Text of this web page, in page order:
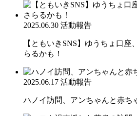
2025.06.30 活動報告
【ともいきSNS】ゆうちょ口座
らるかも！
2025.06.17 活動報告
ハノイ訪問、アンちゃんと赤ち